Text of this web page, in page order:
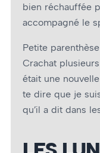
bien réchauffée
accompagné le
Petite
Crachat
était une
te dire que je
qu’il a dit dans